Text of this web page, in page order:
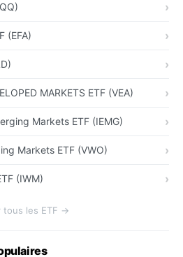
(EFA)
MARKETS ETF (VEA)
Markets ETF (IEMG)
Markets ETF (VWO)
(IWM)
tous les ETF →